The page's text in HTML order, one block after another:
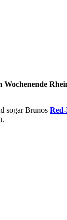
Wochenende
sogar Brunos